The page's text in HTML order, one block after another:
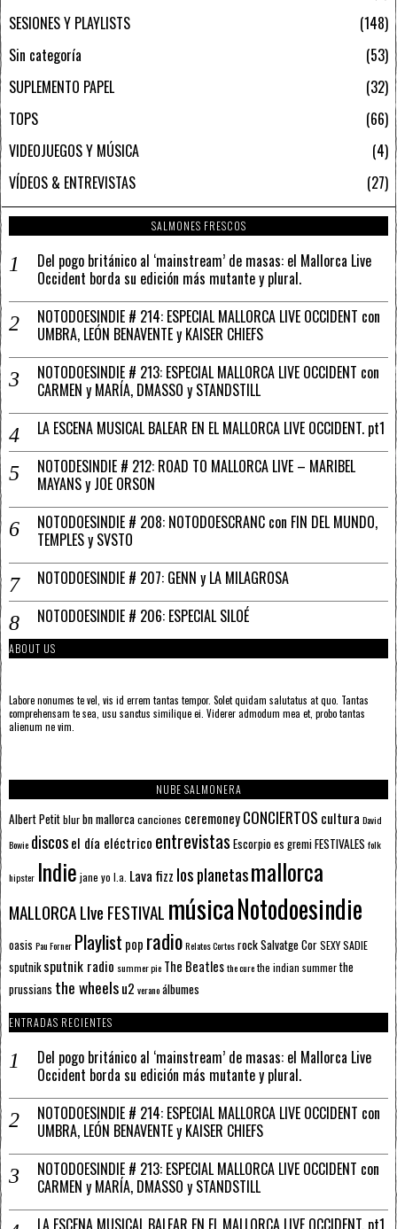
SESIONES Y PLAYLISTS
148
Sin categoría
53
SUPLEMENTO PAPEL
32
TOPS
66
VIDEOJUEGOS Y MÚSICA
4
VÍDEOS & ENTREVISTAS
27
SALMONES FRESCOS
Del pogo británico al ‘mainstream’ de masas: el Mallorca Live
Occident borda su edición más mutante y plural.
NOTODOESINDIE # 214: ESPECIAL MALLORCA LIVE OCCIDENT con
UMBRA, LEÓN BENAVENTE y KAISER CHIEFS
NOTODOESINDIE # 213: ESPECIAL MALLORCA LIVE OCCIDENT con
CARMEN y MARÍA, DMASSO y STANDSTILL
LA ESCENA MUSICAL BALEAR EN EL MALLORCA LIVE OCCIDENT. pt1
NOTODESINDIE # 212: ROAD TO MALLORCA LIVE – MARIBEL
MAYANS y JOE ORSON
NOTODOESINDIE # 208: NOTODOESCRANC con FIN DEL MUNDO,
TEMPLES y SVSTO
NOTODOESINDIE # 207: GENN y LA MILAGROSA
NOTODOESINDIE # 206: ESPECIAL SILOÉ
ABOUT US
Labore nonumes te vel, vis id errem tantas tempor. Solet quidam salutatus at quo. Tantas
comprehensam te sea, usu sanctus similique ei. Viderer admodum mea et, probo tantas
alienum ne vim.
NUBE SALMONERA
Albert Petitblurbn mallorcacanciones ceremoneyCONCIERTOS cultura David
Bowie discosel día eléctrico entrevistas Escorpioes gremiFESTIVALES folk
hipster Indie jane yo l.a. Lava fizz los planetasmallorca
MALLORCA LIve FESTIVAL músicaNotodoesindie
oasis Pau Forner Playlist pop radioRelatos CortosrockSalvatge CorSEXY SADIE
sputnik sputnik radio summer pie The Beatlesthe curethe indian summerthe
prussians the wheelsu2 veranoálbumes
ENTRADAS RECIENTES
Del pogo británico al ‘mainstream’ de masas: el Mallorca Live
Occident borda su edición más mutante y plural.
NOTODOESINDIE # 214: ESPECIAL MALLORCA LIVE OCCIDENT con
UMBRA, LEÓN BENAVENTE y KAISER CHIEFS
NOTODOESINDIE # 213: ESPECIAL MALLORCA LIVE OCCIDENT con
CARMEN y MARÍA, DMASSO y STANDSTILL
LA ESCENA MUSICAL BALEAR EN EL MALLORCA LIVE OCCIDENT. pt1